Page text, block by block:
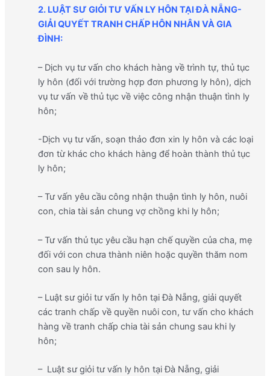
2. LUẬT SƯ GIỎI TƯ VẤN LY HÔN TẠI ĐÀ NẴNG-
GIẢI QUYẾT TRANH CHẤP HÔN NHÂN VÀ GIA
ĐÌNH:
– Dịch vụ tư vấn cho khách hàng về trình tự, thủ tục
ly hôn (đối với trường hợp đơn phương ly hôn), dịch
vụ tư vấn về thủ tục về việc công nhận thuận tình ly
hôn;
-Dịch vụ tư vấn, soạn thảo đơn xin ly hôn và các loại
đơn từ khác cho khách hàng để hoàn thành thủ tục
ly hôn;
– Tư vấn yêu cầu công nhận thuận tình ly hôn, nuôi
con, chia tài sản chung vợ chồng khi ly hôn;
– Tư vấn thủ tục yêu cầu hạn chế quyền của cha, mẹ
đối với con chưa thành niên hoặc quyền thăm nom
con sau ly hôn.
– Luật sư giỏi tư vấn ly hôn tại Đà Nẵng, giải quyết
các tranh chấp về quyền nuôi con, tư vấn cho khách
hàng về tranh chấp chia tài sản chung sau khi ly
hôn;
– Luật sư giỏi tư vấn ly hôn tại Đà Nẵng, giải